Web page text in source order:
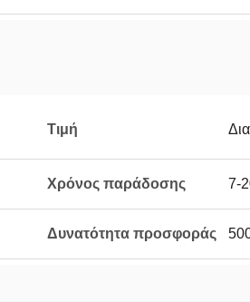
Τιμή
Χρόνος παράδοσης 7-
Δυνατότητα προσφοράς